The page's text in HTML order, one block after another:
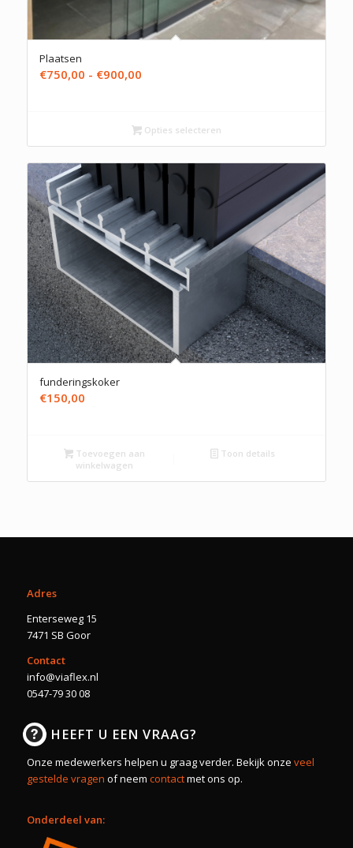
Plaatsen
€750,00 - €900,00Prijsklasse:
€900,00
Opties selecteren
funderingskoker
€150,00
Toevoegen aan
winkelwagen
Toon details
Adres
Enterseweg 15
7471 SB Goor
Contact
info@viaflex.nl
0547-79 30 08
HEEFT U EEN VRAAG?
Onze medewerkers helpen u graag verder. Bekijk onze veel
gestelde vragen of neem contactmet ons op.
Onderdeel van: